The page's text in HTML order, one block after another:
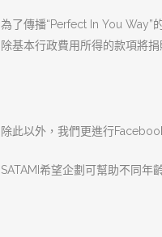
為了傳播“Perfect In You Way”
除基本行政費用所得的款項將
除此以外，我們更進行
SATAMI希望企劃可幫助不同年